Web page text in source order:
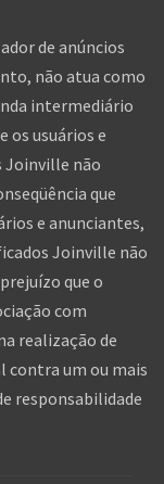
de anúncios
não atua como
intermediário
os usuários e
Joinville não
que
e anunciantes,
Joinville não
que o
com
realização de
contra um ou mais
responsabilidade